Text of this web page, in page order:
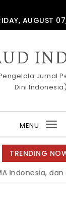
AUGUST
Jurnal
Dini Indonesia)
MENU
TRENDING
dan